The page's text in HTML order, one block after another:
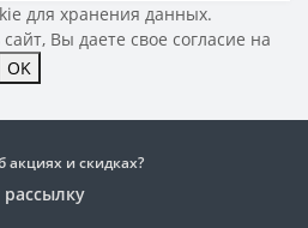
для хранения данных.
Вы даете свое согласие на
OK
акциях и скидках?